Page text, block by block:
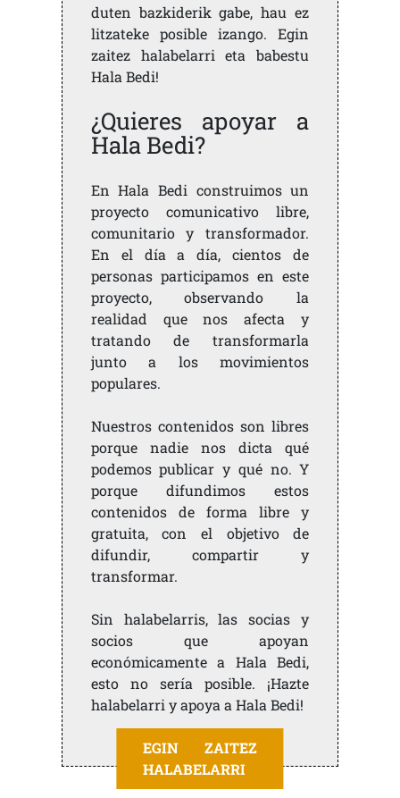
duten bazkiderik gabe, hau ez
litzateke posible izango. Egin
zaitez halabelarri eta babestu
Hala Bedi!
¿Quieres apoyar a
Hala Bedi?
En Hala Bedi construimos un
proyecto comunicativo libre,
comunitario y transformador.
En el día a día, cientos de
personas participamos en este
proyecto, observando la
realidad que nos afecta y
tratando de transformarla
junto a los movimientos
populares.
Nuestros contenidos son libres
porque nadie nos dicta qué
podemos publicar y qué no. Y
porque difundimos estos
contenidos de forma libre y
gratuita, con el objetivo de
difundir, compartir y
transformar.
Sin halabelarris, las socias y
socios que apoyan
económicamente a Hala Bedi,
esto no sería posible. ¡Hazte
halabelarri y apoya a Hala Bedi!
EGIN ZAITEZ
HALABELARRI